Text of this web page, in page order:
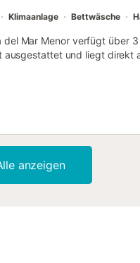
Klimaanlage Bettwäsche
del Mar Menor verfügt über
und liegt direkt
Región de Murcia
ist mit folgenden
Internet (Wi-Fi),
anzeigen